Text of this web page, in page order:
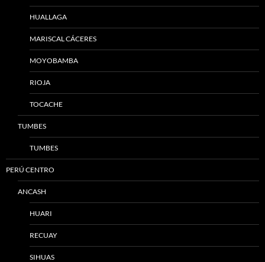
HUALLAGA
MARISCAL CÁCERES
MOYOBAMBA
RIOJA
TOCACHE
TUMBES
TUMBES
PERÚ CENTRO
ANCASH
HUARI
RECUAY
SIHUAS